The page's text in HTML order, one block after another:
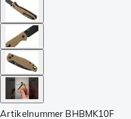
Artikelnummer BHBMK10F